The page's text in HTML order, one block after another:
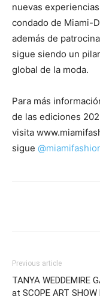
nuevas
condado de Miami-
además de
sigue siendo un
global de la moda.
Para más
de las ediciones
visita
sigue
Previous article
TANYA WEDDEMIRE
at SCOPE ART SHOW